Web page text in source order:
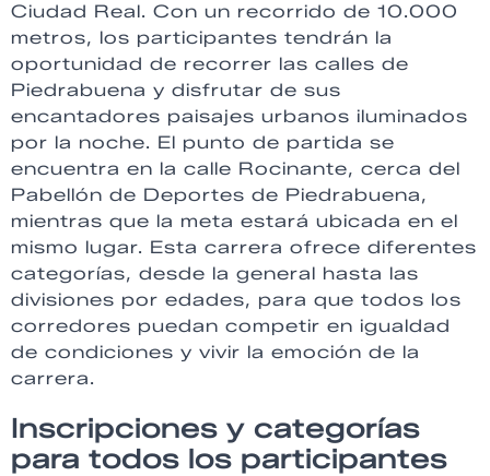
Ciudad Real. Con un recorrido de 10.000
metros, los participantes tendrán la
oportunidad de recorrer las calles de
Piedrabuena y disfrutar de sus
encantadores paisajes urbanos iluminados
por la noche. El punto de partida se
encuentra en la calle Rocinante, cerca del
Pabellón de Deportes de Piedrabuena,
mientras que la meta estará ubicada en el
mismo lugar. Esta carrera ofrece diferentes
categorías, desde la general hasta las
divisiones por edades, para que todos los
corredores puedan competir en igualdad
de condiciones y vivir la emoción de la
carrera.
Inscripciones y categorías
para todos los participantes